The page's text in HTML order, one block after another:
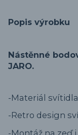
Popis výrobku
Nástěnné
JARO.
-Materiál svítidla
-Retro design
-Montáž na zeď i